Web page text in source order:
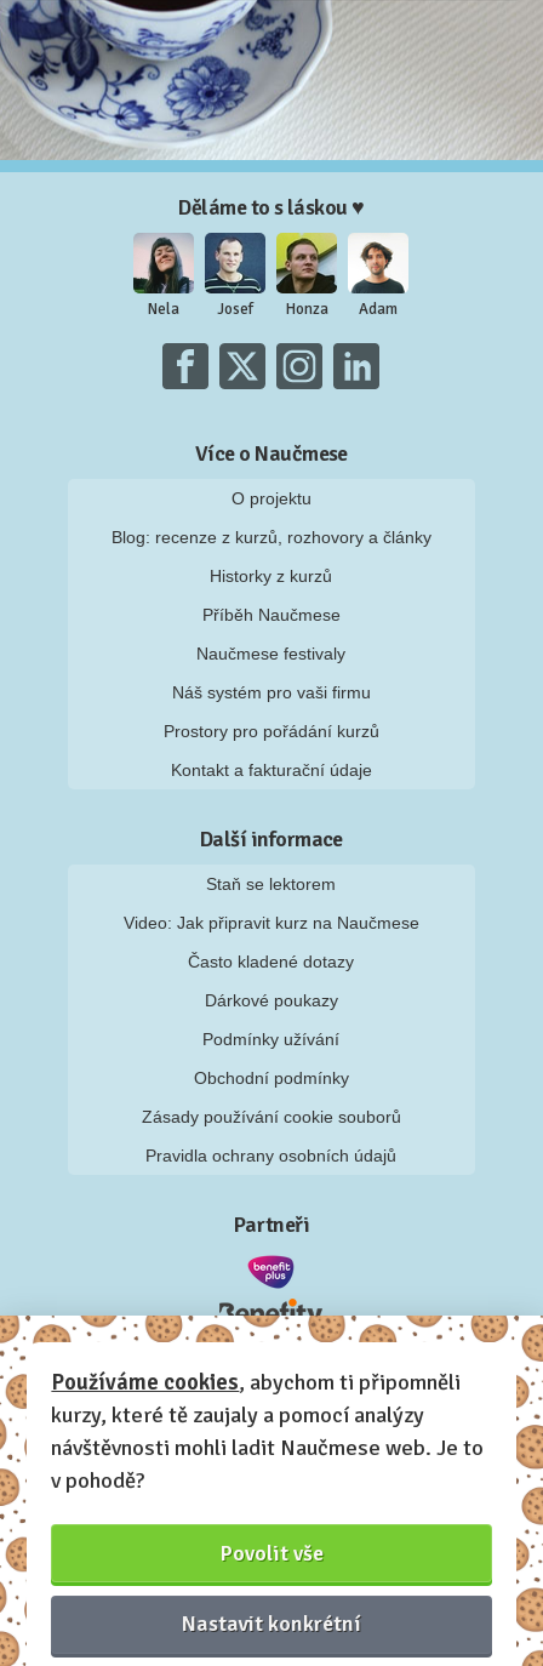
Děláme to s láskou ♥
Nela Josef Honza Adam
Více o Naučmese
O projektu
Blog: recenze z kurzů, rozhovory a články
Historky z kurzů
Příběh Naučmese
Naučmese festivaly
Náš systém pro vaši firmu
Prostory pro pořádání kurzů
Kontakt a fakturační údaje
Další informace
Staň se lektorem
Video: Jak připravit kurz na Naučmese
Často kladené dotazy
Dárkové poukazy
Podmínky užívání
Obchodní podmínky
Zásady používání cookie souborů
Pravidla ochrany osobních údajů
Partneři
Naučmese, 2012-2026.
Sdílíme dovednosti, offline i online.
Používáme cookies, abychom ti připomněli
kurzy, které tě zaujaly a pomocí analýzy
návštěvnosti mohli ladit Naučmese web. Je to
v pohodě?
Povolit vše
Nastavit konkrétní